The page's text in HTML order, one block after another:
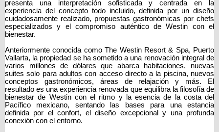
presenta una interpretación sofisticada y centrada en la
experiencia del concepto todo incluido, definida por un diseño
cuidadosamente realizado, propuestas gastronómicas por chefs
especializados y el compromiso auténtico de Westin con el
bienestar.
Anteriormente conocida como The Westin Resort & Spa, Puerto
Vallarta, la propiedad se ha sometido a una renovación integral de
varios millones de dólares que abarca habitaciones, nuevas
suites solo para adultos con acceso directo a la piscina, nuevos
conceptos gastronómicos, áreas de relajación y más. El
resultado es una experiencia renovada que equilibra la filosofía de
bienestar de Westin con el ritmo y la esencia de la costa del
Pacífico mexicano, sentando las bases para una estancia
definida por el confort, el diseño excepcional y una profunda
conexión con el entorno.